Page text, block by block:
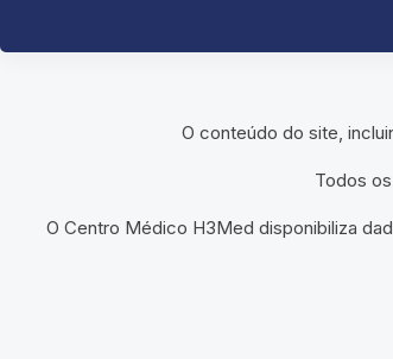
O conteúdo do site,
Todos
O Centro Médico H3Med disponibiliza